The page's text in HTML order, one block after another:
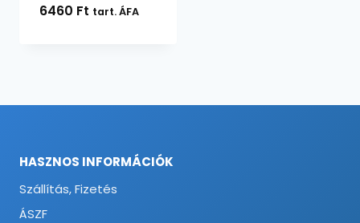
6460 Ft tart. ÁFA
HASZNOS INFORMÁCIÓK
Szállítás, Fizetés
ÁSZF